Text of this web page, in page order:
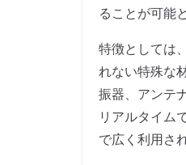
ることが可能
特徴としては
れない特殊な
振器、アンテ
リアルタイム
で広く利用さ